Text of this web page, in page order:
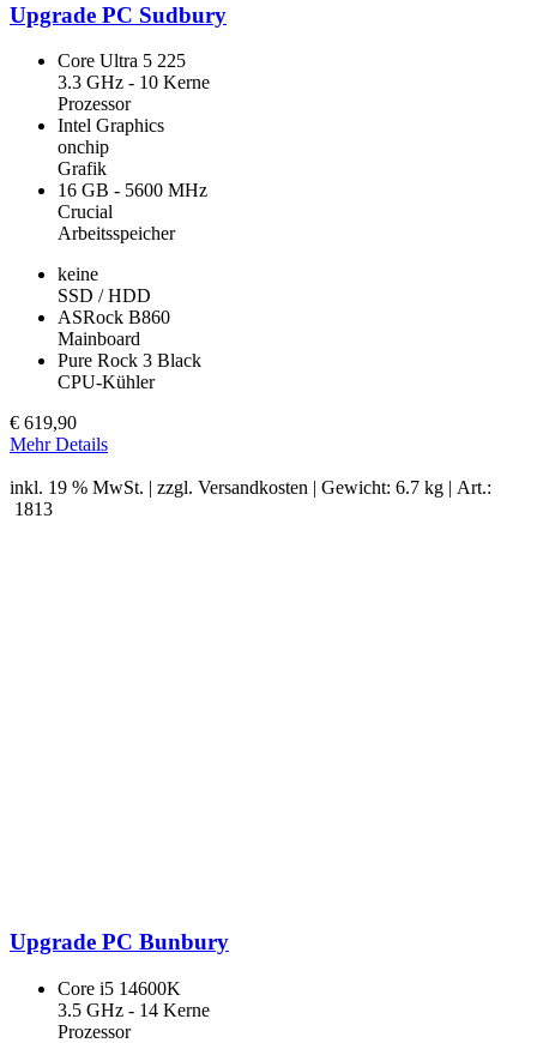
Upgrade PC Sudbury
Core Ultra 5 225
3.3 GHz - 10 Kerne
Prozessor
Intel Graphics
onchip
Grafik
16 GB - 5600 MHz
Crucial
Arbeitsspeicher
keine
SSD / HDD
ASRock B860
Mainboard
Pure Rock 3 Black
CPU-Kühler
€ 619,90
Mehr Details
inkl. 19 % MwSt. | zzgl. Versandkosten | Gewicht: 6.7 kg | Art.:
1813
Upgrade PC Bunbury
Core i5 14600K
3.5 GHz - 14 Kerne
Prozessor